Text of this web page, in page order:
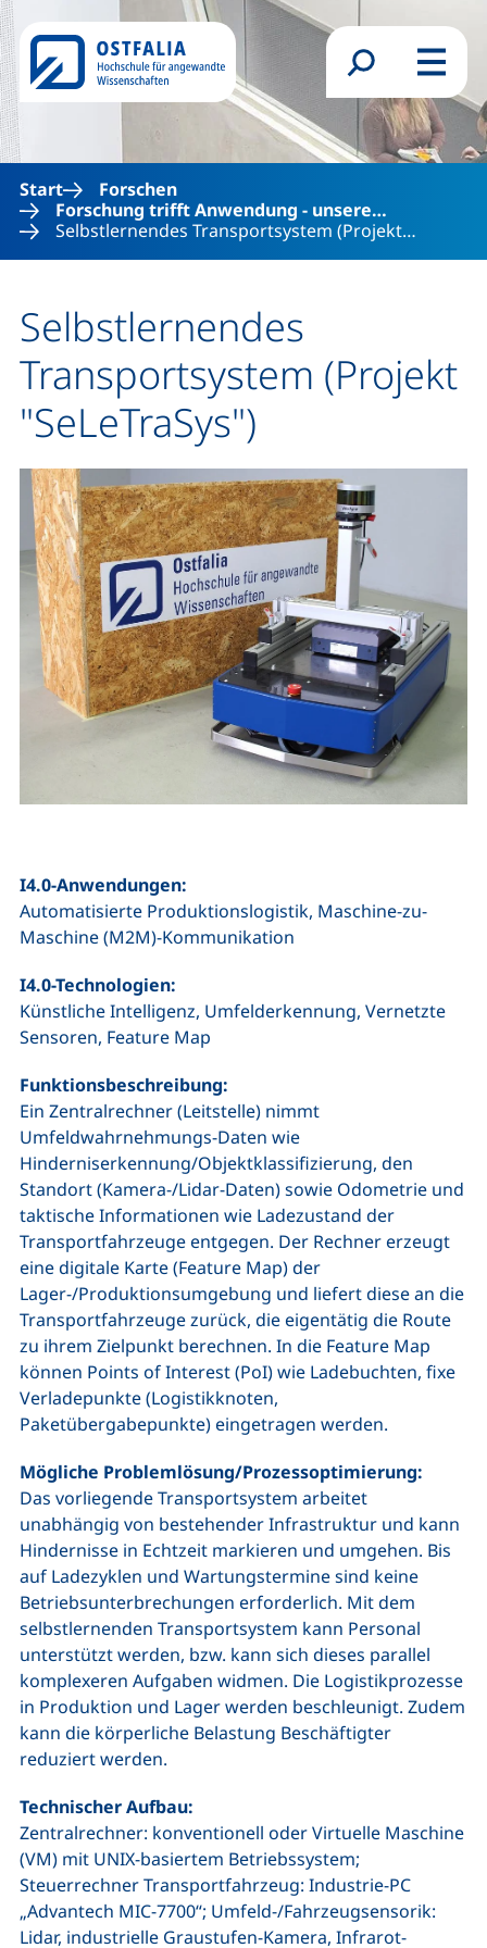
Direkt zum Inhalt
Suchformular
Menü
Start
Forschen
Forschung trifft Anwendung - unsere…
Selbstlernendes Transportsystem (Projekt…
Selbstlernendes
Transportsystem (Projekt
"SeLeTraSys")
I4.0-Anwendungen:
Automatisierte Produktionslogistik, Maschine-zu-
Maschine (M2M)-Kommunikation
I4.0-Technologien:
Künstliche Intelligenz, Umfelderkennung, Vernetzte
Sensoren, Feature Map
Funktionsbeschreibung:
Ein Zentralrechner (Leitstelle) nimmt
Umfeldwahrnehmungs-Daten wie
Hinderniserkennung/Objektklassifizierung, den
Standort (Kamera-/Lidar-Daten) sowie Odometrie und
taktische Informationen wie Ladezustand der
Transportfahrzeuge entgegen. Der Rechner erzeugt
eine digitale Karte (Feature Map) der
Lager-/Produktionsumgebung und liefert diese an die
Transportfahrzeuge zurück, die eigentätig die Route
zu ihrem Zielpunkt berechnen. In die Feature Map
können Points of Interest (PoI) wie Ladebuchten, fixe
Verladepunkte (Logistikknoten,
Paketübergabepunkte) eingetragen werden.
Mögliche Problemlösung/Prozessoptimierung:
Das vorliegende Transportsystem arbeitet
unabhängig von bestehender Infrastruktur und kann
Hindernisse in Echtzeit markieren und umgehen. Bis
auf Ladezyklen und Wartungstermine sind keine
Betriebsunterbrechungen erforderlich. Mit dem
selbstlernenden Transportsystem kann Personal
unterstützt werden, bzw. kann sich dieses parallel
komplexeren Aufgaben widmen. Die Logistikprozesse
in Produktion und Lager werden beschleunigt. Zudem
kann die körperliche Belastung Beschäftigter
reduziert werden.
Technischer Aufbau:
Zentralrechner: konventionell oder Virtuelle Maschine
(VM) mit UNIX-basiertem Betriebssystem;
Steuerrechner Transportfahrzeug: Industrie-PC
„Advantech MIC-7700“; Umfeld-/Fahrzeugsensorik:
Lidar, industrielle Graustufen-Kamera, Infrarot-